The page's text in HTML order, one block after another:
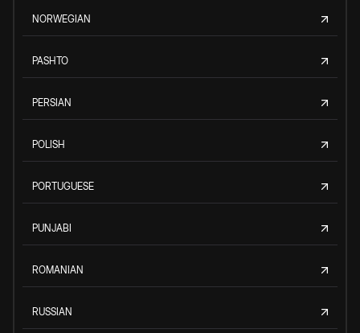
NORWEGIAN
PASHTO
PERSIAN
POLISH
PORTUGUESE
PUNJABI
ROMANIAN
RUSSIAN